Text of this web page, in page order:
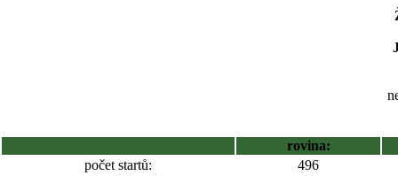
rovina:
počet startů:
496